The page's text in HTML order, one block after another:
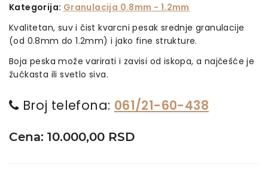
Kategorija: Granulacija 0.8mm - 1.2mm
Kvalitetan, suv i čist kvarcni pesak srednje granulacije
(od 0.8mm do 1.2mm) i jako fine strukture.
Boja peska može varirati i zavisi od iskopa, a najčešće je
žućkasta ili svetlo siva.
Broj telefona: 061/21-60-438
Cena: 10.000,00 RSD